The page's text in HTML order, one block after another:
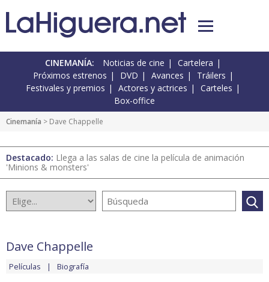
CINEMANÍA: Noticias de cine
Cartelera
Próximos estrenos
DVD Avances
Tráilers
Festivales y premios
Actores y actrices
Carteles
Box-office
Cinemanía > Dave Chappelle
Destacado: Llega a las salas de cine la película de animación
'Minions & monsters'
Dave Chappelle
Películas Biografía